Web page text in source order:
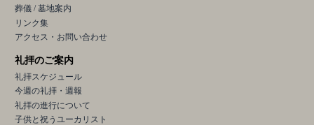
葬儀 / 墓地案内
リンク集
アクセス・お問い合わせ
礼拝のご案内
礼拝スケジュール
今週の礼拝・週報
礼拝の進行について
子供と祝うユーカリスト